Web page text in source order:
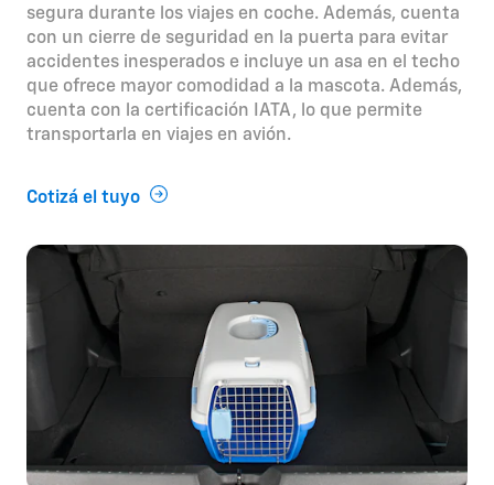
segura durante los viajes en coche. Además, cuenta
con un cierre de seguridad en la puerta para evitar
accidentes inesperados e incluye un asa en el techo
que ofrece mayor comodidad a la mascota. Además,
cuenta con la certificación IATA, lo que permite
transportarla en viajes en avión.
Cotizá el tuyo